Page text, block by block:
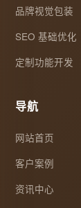
品牌视觉包装
SEO 基础优化
定制功能开发
导航
网站首页
客户案例
资讯中心